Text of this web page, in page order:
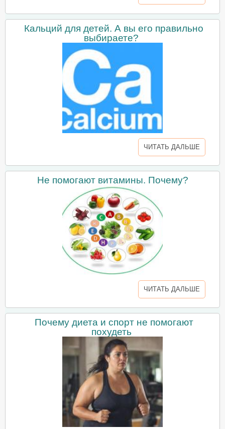
Кальций для детей. А вы его правильно
выбираете?
ЧИТАТЬ ДАЛЬШЕ
Не помогают витамины. Почему?
ЧИТАТЬ ДАЛЬШЕ
Почему диета и спорт не помогают
похудеть